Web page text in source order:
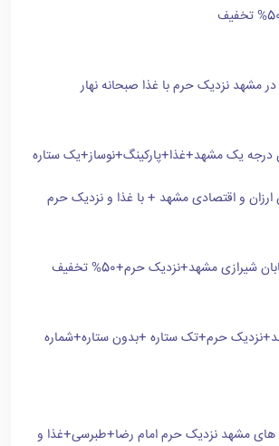
مشهد نزدیک حرم با غذا صبحانه نهار
درجه یک مشهد+غذا+پارکینگ+نوساز+یک ستاره
ارزان و اقتصادی مشهد + با غذا و نزدیک حرم
مشهد+نزدیک حرم+50% تخفیف
حرم+تک ستاره +بدون ستاره+شماره
های مشهد نزدیک حرم امام رضا+طبرسی+غذا و